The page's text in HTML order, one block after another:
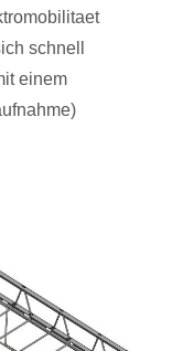
schnell
einem